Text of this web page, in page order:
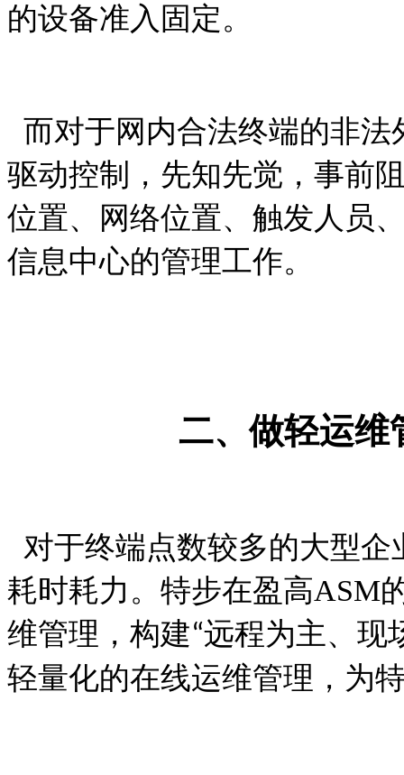
的设备准入固定。
而对于网内合法终端的非法
驱动控制，先知先觉，事前
位置、网络位置、触发人员
信息中心的管理工作。
二、做轻运维
对于终端点数较多的大型
耗时耗力。特步在盈高ASM
维管理，构建“远程为主、现
轻量化的在线运维管理，为